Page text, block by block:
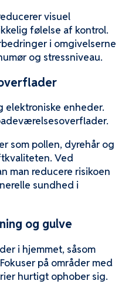
visuel
følelse af kontrol.
i omgivelserne
og stressniveau.
elektroniske enheder.
som pollen, dyrehår og
Ved
man reducere risikoen
sundhed i
og gulve
i hjemmet, såsom
på områder med
hurtigt ophober sig.